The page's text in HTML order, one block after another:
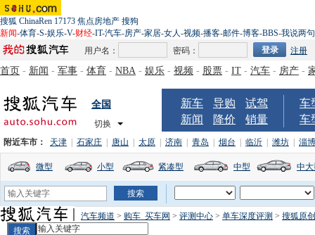
搜狐 ChinaRen 17173 焦点房地产 搜狗
新闻-体育-S-娱乐-V-财经-IT-汽车-房产-家居-女人-视频-播客-邮件-博客-BBS-我说两句
用户名：
密码： 注册
首页 - 新闻 - 军事 - 体育 - NBA - 娱乐 - 视频 - 股票 - IT - 汽车 - 房产 -
全国
切换
新车 导购
试驾
新闻
降价 销量
车
车
附近车市： 天津 石家庄 唐山 太原 济南 青岛 烟台 临沂 潍坊 淄博
微型 小型 紧凑型 中型 中
汽车频道 > 购车_买车网 > 评测中心 > 单车深度评测 > 搜狐原